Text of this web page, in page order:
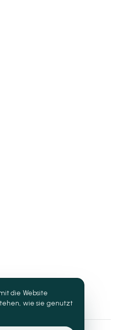
die Website
wie sie genutzt